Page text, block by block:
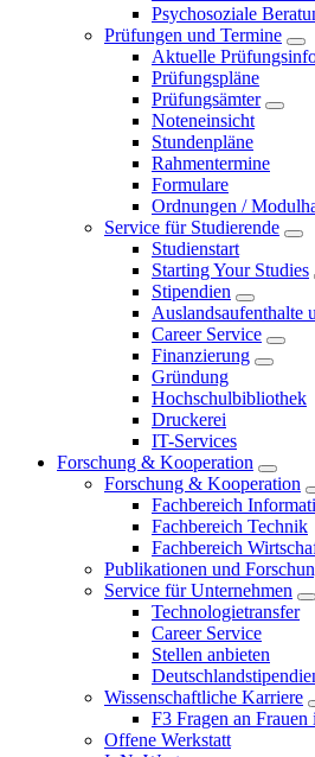
Psychosoziale
Prüfungen und Termine
Aktuelle
Prüfungspläne
Prüfungsämter
Noteneinsicht
Stundenpläne
Rahmentermine
Formulare
Ordnungen /
Service für Studierende
Studienstart
Starting Your Studies
Stipendien
Auslandsaufenthalte
Career Service
Finanzierung
Gründung
Hochschulbibliothek
Druckerei
IT-Services
Forschung & Kooperation
Forschung & Kooperation
Fachbereich
Fachbereich Technik
Fachbereich
Publikationen und
Service für Unternehmen
Technologietransfer
Career Service
Stellen anbieten
Wissenschaftliche Karriere
F3 Fragen an
Offene Werkstatt